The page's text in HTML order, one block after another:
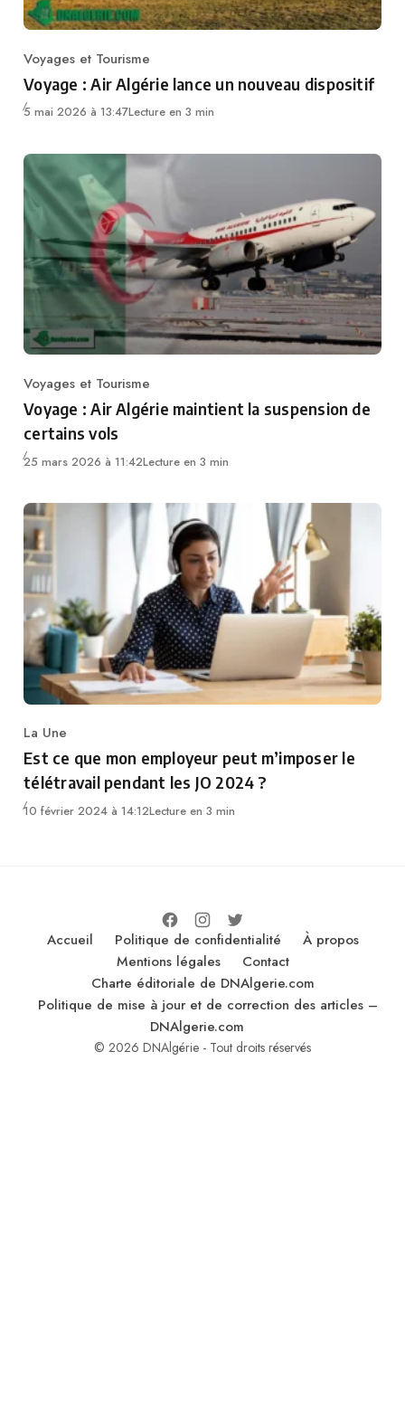
Category
Voyages et Tourisme
Voyage : Air Algérie lance un nouveau dispositif
5 mai 2026 à 13:47Lecture en 3 min
Category
Voyages et Tourisme
Voyage : Air Algérie maintient la suspension de
certains vols
25 mars 2026 à 11:42Lecture en 3 min
Category
La Une
Est ce que mon employeur peut m’imposer le
télétravail pendant les JO 2024 ?
10 février 2024 à 14:12Lecture en 3 min
Accueil Politique de confidentialité
À propos
Mentions légales
Contact
Charte éditoriale de DNAlgerie.com
Politique de mise à jour et de correction des articles –
DNAlgerie.com
© 2026 DNAlgérie - Tout droits réservés